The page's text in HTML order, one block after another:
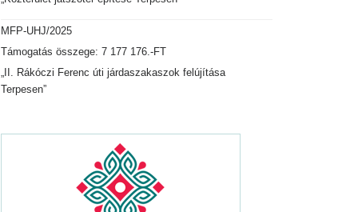
MFP-UHJ/2025
Támogatás összege: 7 177 176.-FT
„II. Rákóczi Ferenc úti járdaszakaszok felújítása
Terpesen”